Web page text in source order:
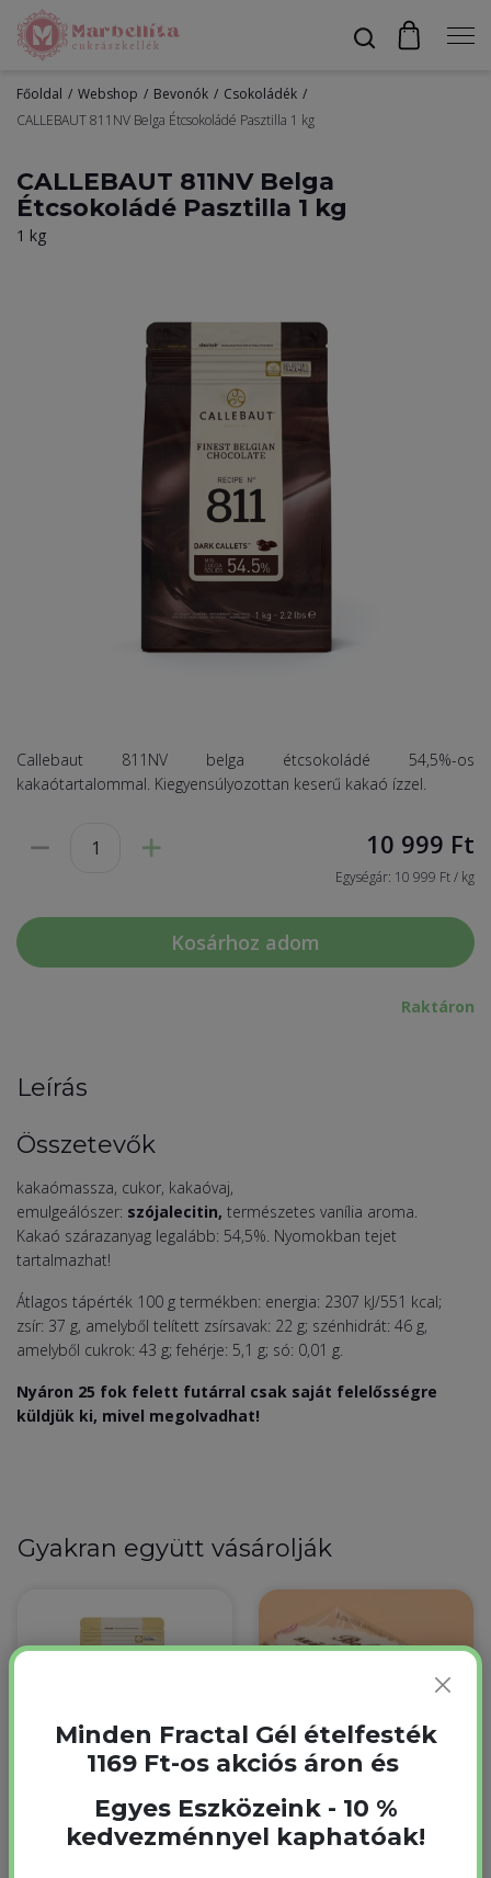
Bevonók
Alapanyagok
Profil
Főoldal Webshop Bevonók
Csokoládék
CALLEBAUT 811NV Belga Étcsokoládé Pasztilla 1 kg
CALLEBAUT 811NV Belga
Étcsokoládé Pasztilla 1 kg
1 kg
Callebaut 811NV belga étcsokoládé 54,5%-os
kakaótartalommal. Kiegyensúlyozottan keserű kakaó ízzel.
10 999 Ft
Egységár: 10 999 Ft / kg
Kosárhoz adom
Raktáron
Leírás
Összetevők
kakaómassza, cukor, kakaóvaj,
emulgeálószer: szójalecitin, természetes vanília aroma.
Kakaó szárazanyag legalább: 54,5%. Nyomokban tejet
tartalmazhat!
Átlagos tápérték 100 g termékben: energia: 2307 kJ/551 kcal;
zsír: 37 g, amelyből telített zsírsavak: 22 g; szénhidrát: 46 g,
amelyből cukrok: 43 g; fehérje: 5,1 g; só: 0,01 g.
Nyáron 25 fok felett futárral csak saját felelősségre
küldjük ki, mivel megolvadhat!
Gyakran együtt vásárolják
CALLEBAUT W2NV
Belga Fehér
Boldog
Születésnapot
Minden Fractal Gél ételfesték
1169 Ft-os akciós áron és
Egyes Eszközeink - 10 %
kedvezménnyel kaphatóak!